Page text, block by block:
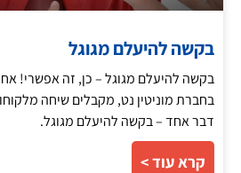
בקשה להיעלם מגוגל
בקשה להיעלם מגוגל – כן, זה אפשרי!
בחברת מוניטין נט, מקבלים שיחה
דבר אחד – בקשה להיעלם מגוגל.
קרא עוד >